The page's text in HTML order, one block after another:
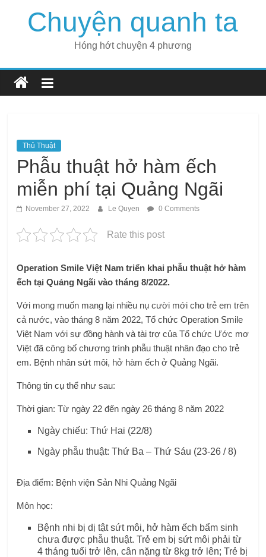
Chuyện quanh ta
Hóng hớt chuyện 4 phương
Thủ Thuật
Phẫu thuật hở hàm ếch
miễn phí tại Quảng Ngãi
November 27, 2022 Le Quyen 0 Comments
Rate this post
Operation Smile Việt Nam triển khai phẫu thuật hở hàm
ếch tại Quảng Ngãi vào tháng 8/2022.
Với mong muốn mang lại nhiều nụ cười mới cho trẻ em trên
cả nước, vào tháng 8 năm 2022, Tổ chức Operation Smile
Việt Nam với sự đồng hành và tài trợ của Tổ chức Ước mơ
Việt đã công bố chương trình phẫu thuật nhân đạo cho trẻ
em. Bệnh nhân sứt môi, hở hàm ếch ở Quảng Ngãi.
Thông tin cụ thể như sau:
Thời gian: Từ ngày 22 đến ngày 26 tháng 8 năm 2022
Ngày chiếu: Thứ Hai (22/8)
Ngày phẫu thuật: Thứ Ba – Thứ Sáu (23-26 / 8)
Địa điểm: Bệnh viện Sản Nhi Quảng Ngãi
Môn học:
Bệnh nhi bị dị tật sứt môi, hở hàm ếch bẩm sinh
chưa được phẫu thuật. Trẻ em bị sứt môi phải từ
4 tháng tuổi trở lên, cân nặng từ 8kg trở lên; Trẻ bị